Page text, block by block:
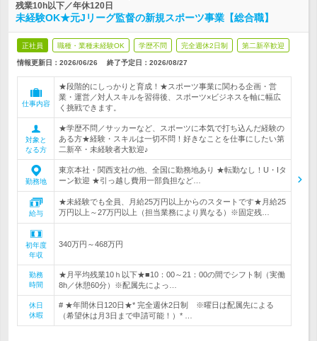
残業10h以下／年休120日
未経験OK★元Jリーグ監督の新規スポーツ事業【総合職】
正社員 職種・業種未経験OK 学歴不問 完全週休2日制 第二新卒歓迎
情報更新日：2026/06/26 終了予定日： 2026/08/27
仕事内容
★段階的にしっかりと育成！★スポーツ事業に関わる企画・営
業・運営／対人スキルを習得後、スポーツ×ビジネスを軸に幅広
く挑戦できます。
対象と
なる方
★学歴不問／サッカーなど、スポーツに本気で打ち込んだ経験の
ある方★経験・スキルは一切不問！好きなことを仕事にしたい第
二新卒・未経験者大歓迎♪
勤務地
東京本社・関西支社の他、全国に勤務地あり ★転勤なし！U・Iタ
ーン歓迎 ★引っ越し費用一部負担など…
給与
★未経験でも全員、月給25万円以上からのスタートです★月給25
万円以上～27万円以上（担当業務により異なる）※固定残…
初年度
年収
340万円～468万円
勤務
時間
★月平均残業10ｈ以下★■10：00～21：00の間でシフト制（実働
8h／休憩60分）※配属先によっ…
休日
休暇
# ★年間休日120日★* 完全週休2日制 ※曜日は配属先による
（希望休は月3日まで申請可能！）* …